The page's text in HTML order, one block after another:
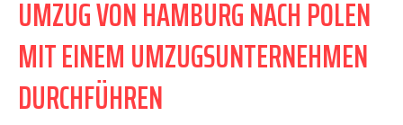
UMZUG VON HAMBURG NACH POLEN
MIT EINEM UMZUGSUNTERNEHMEN
DURCHFÜHREN